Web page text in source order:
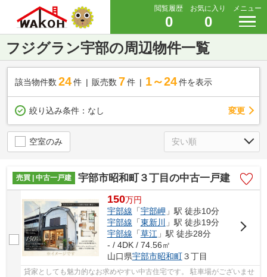
閲覧履歴
0
お気に入り
0
メニュー
フジグラン宇部の周辺物件一覧
該当物件数 24件 販売数 7 件 1～24 件を表示
絞り込み条件： なし 変更
空室のみ
売買 | 中古一戸建 宇部市昭和町３丁目の中古一戸建
150万円
宇部線 「宇部岬 」駅 徒歩10分
宇部線 「東新川
」駅 徒歩19分
宇部線 「草江」駅 徒歩28分
- / 4DK / 74.56㎡
山口県宇部市昭和町３丁目
貸家としても魅力的なお求めやすい中古住宅です。 駐車場がございませ